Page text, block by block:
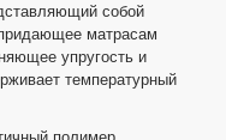
собой
матрасам
упругость и
температурный